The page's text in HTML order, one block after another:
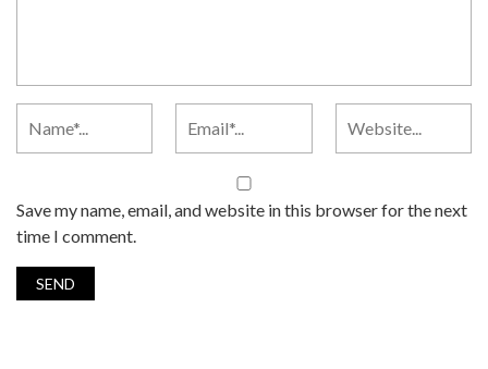
Save my name, email, and website in this browser for the next
time I comment.